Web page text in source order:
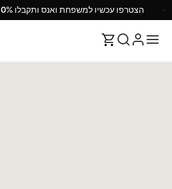
הצטרפו עכשיו למשפחת ואנס ותקבלו 10% הנחה